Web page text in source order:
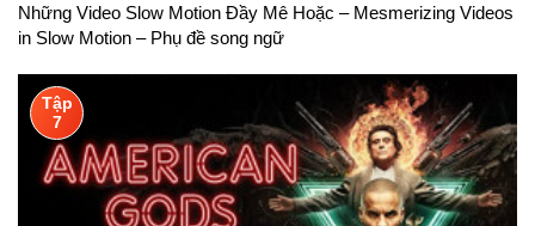
Những Video Slow Motion Đầy Mê Hoặc – Mesmerizing Videos
in Slow Motion – Phụ đề song ngữ
Tập
7